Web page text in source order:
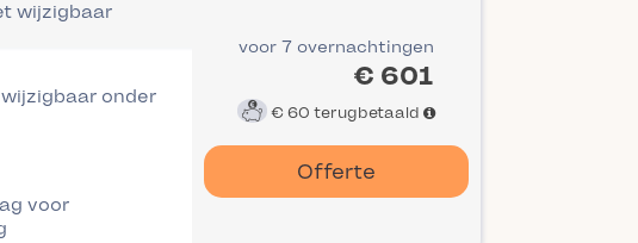
wijzigbaar
onder
voor
voor 7 overnachtingen
€ 601
€ 60 terugbetaald
Offerte